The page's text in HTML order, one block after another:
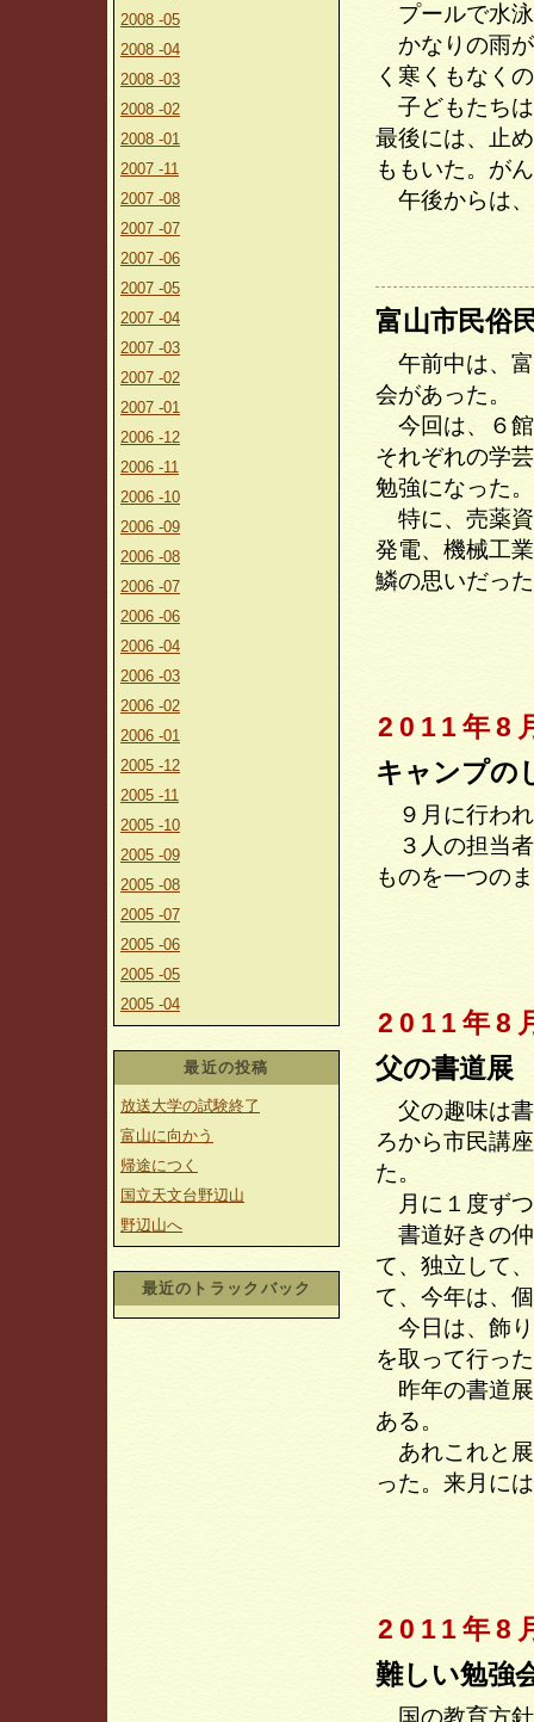
2008 -05
2008 -04
2008 -03
2008 -02
2008 -01
2007 -11
2007 -08
2007 -07
2007 -06
2007 -05
2007 -04
2007 -03
2007 -02
2007 -01
2006 -12
2006 -11
2006 -10
2006 -09
2006 -08
2006 -07
2006 -06
2006 -04
2006 -03
2006 -02
2006 -01
2005 -12
2005 -11
2005 -10
2005 -09
2005 -08
2005 -07
2005 -06
2005 -05
2005 -04
最近の投稿
放送大学の試験終了
富山に向かう
帰途につく
国立天文台野辺山
野辺山へ
最近のトラックバック
プールで水
かなりの雨が
く寒くもなく
子どもたちは
最後には、止
ももいた。が
午後からは、
富山市民俗
午前中は、富
会があった。
今回は、６館
それぞれの学
勉強になった。
特に、売薬資
発電、機械工
鱗の思いだっ
2011年8
キャンプの
９月に行わ
３人の担当者
ものを一つの
2011年8
父の書道展
父の趣味は書
ろから市民講
た。
月に１度ずつ
書道好きの仲
て、独立して
て、今年は、
今日は、飾り
を取って行っ
昨年の書道展
ある。
あれこれと展
った。来月に
2011年8
難しい勉強
国の教育方針